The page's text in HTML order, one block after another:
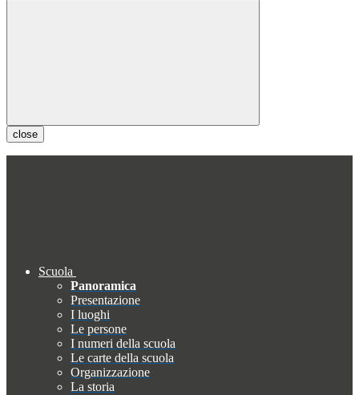
close
Scuola
Panoramica
Presentazione
I luoghi
Le persone
I numeri della scuola
Le carte della scuola
Organizzazione
La storia